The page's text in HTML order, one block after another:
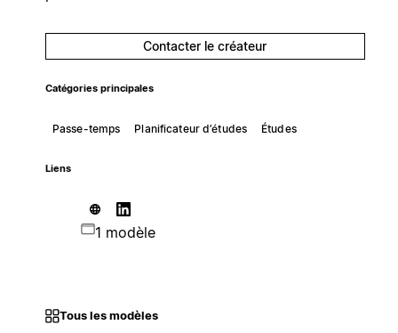
Contacter le créateur
Catégories principales
Passe-temps Planificateur d’études Études
Liens
1 modèle
Tous les modèles